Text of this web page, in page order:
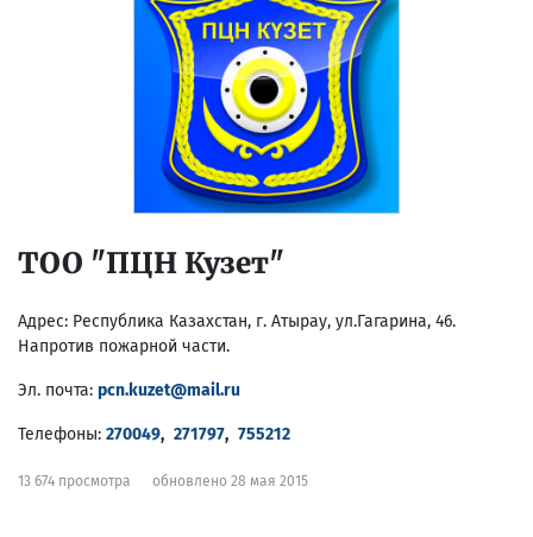
ТОО "ПЦН Кузет"
Адрес: Республика Казахстан, г. Атырау, ул.Гагарина, 46.
Напротив пожарной части.
Эл. почта: pcn.kuzet@mail.ru
Телефоны: 270049, 271797, 755212
13 674 просмотра обновлено 28 мая 2015